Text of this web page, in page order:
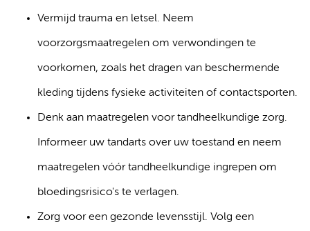
Vermijd trauma en letsel. Neem
voorzorgsmaatregelen om verwondingen te
voorkomen, zoals het dragen van beschermende
kleding tijdens fysieke activiteiten of contactsporten.
Denk aan maatregelen voor tandheelkundige zorg.
Informeer uw tandarts over uw toestand en neem
maatregelen vóór tandheelkundige ingrepen om
bloedingsrisico's te verlagen.
Zorg voor een gezonde levensstijl. Volg een